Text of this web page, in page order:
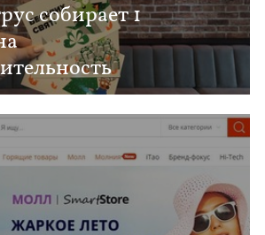
собирает 1